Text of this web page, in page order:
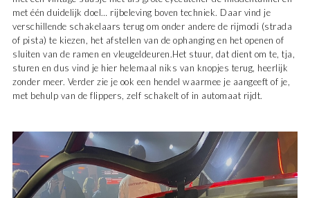
met één duidelijk doel… rijbeleving boven techniek. Daar vind je
verschillende schakelaars terug om onder andere de rijmodi (strada
of pista) te kiezen, het afstellen van de ophanging en het openen of
sluiten van de ramen en vleugeldeuren.Het stuur, dat dient om te, tja,
sturen en dus vind je hier helemaal niks van knopjes terug, heerlijk
zonder meer. Verder zie je ook een hendel waarmee je aangeeft of je,
met behulp van de flippers, zelf schakelt of in automaat rijdt.